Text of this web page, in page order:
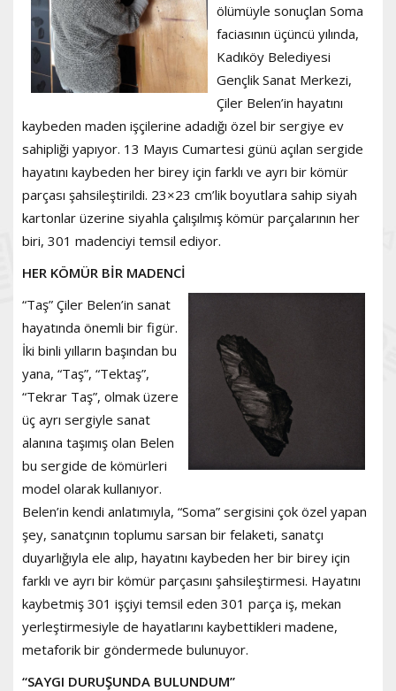
ölümüyle sonuçlan Soma
faciasının üçüncü yılında,
Kadıköy Belediyesi
Gençlik Sanat Merkezi,
Çiler Belen’in hayatını
kaybeden maden işçilerine adadığı özel bir sergiye ev
sahipliği yapıyor. 13 Mayıs Cumartesi günü açılan sergide
hayatını kaybeden her birey için farklı ve ayrı bir kömür
parçası şahsileştirildi. 23×23 cm’lik boyutlara sahip siyah
kartonlar üzerine siyahla çalışılmış kömür parçalarının her
biri, 301 madenciyi temsil ediyor.
HER KÖMÜR BİR MADENCİ
“Taş” Çiler Belen’in sanat
hayatında önemli bir figür.
İki binli yılların başından bu
yana, “Taş”, “Tektaş”,
“Tekrar Taş”, olmak üzere
üç ayrı sergiyle sanat
alanına taşımış olan Belen
bu sergide de kömürleri
model olarak kullanıyor.
Belen’in kendi anlatımıyla, “Soma” sergisini çok özel yapan
şey, sanatçının toplumu sarsan bir felaketi, sanatçı
duyarlığıyla ele alıp, hayatını kaybeden her bir birey için
farklı ve ayrı bir kömür parçasını şahsileştirmesi. Hayatını
kaybetmiş 301 işçiyi temsil eden 301 parça iş, mekan
yerleştirmesiyle de hayatlarını kaybettikleri madene,
metaforik bir göndermede bulunuyor.
“SAYGI DURUŞUNDA BULUNDUM”